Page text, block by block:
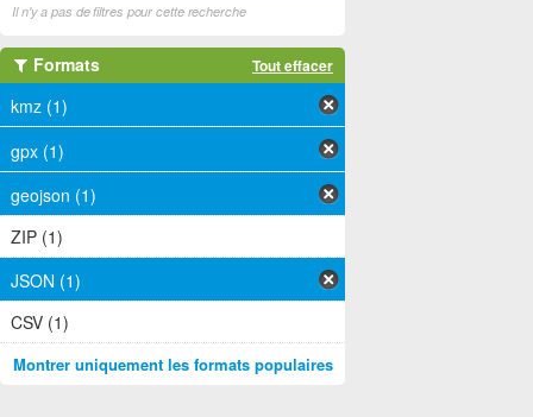
Il n'y a pas de filtres pour cette recherche
Formats Tout effacer
kmz (1)
gpx (1)
geojson (1)
ZIP (1)
JSON (1)
CSV (1)
Montrer uniquement les formats populaires